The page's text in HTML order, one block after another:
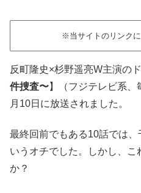
※当サイトのリンク
反町隆史×杉野遥亮W主演の
件捜査〜】（フジテレビ系、
月10日に放送されました。
最終回前でもある10話では、
いうオチでした。しかし、こ
か？